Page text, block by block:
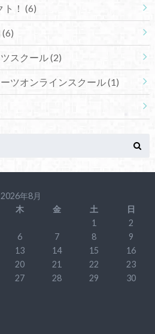
！ (6)
(6)
スクール(2)
ツオンラインスクール(1)
2026年8月
木 金 土
日
1
2
6 7 8
9
13 14 15
16
20 21 22
23
27 28 29
30